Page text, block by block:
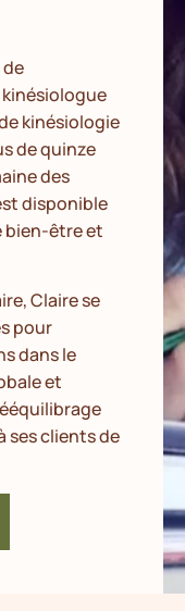
kinésiologie
de quinze
des
disponible
bien-être et
Claire se
pour
dans le
et
ses clients de